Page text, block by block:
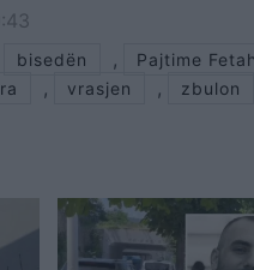
bisedën ,
Pajtime
, vrasjen , zbulon